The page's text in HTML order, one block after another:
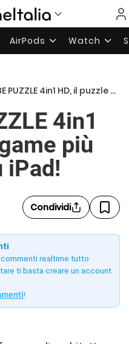
AirPods Watch
4in1 HD, il puzzle game più divertente su iPad!
4in1
più
iPad!
Condividi
realtime tutto
ti basta creare un account
!